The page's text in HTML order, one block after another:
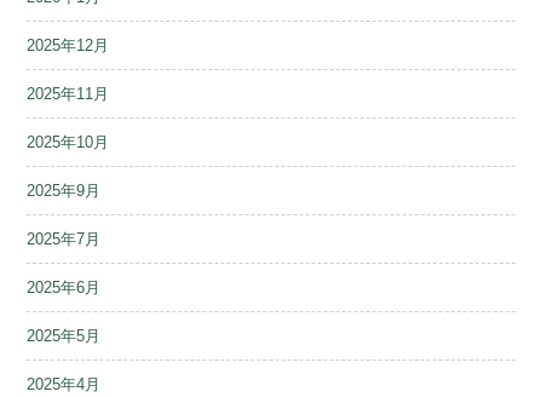
2025年12月
2025年11月
2025年10月
2025年9月
2025年7月
2025年6月
2025年5月
2025年4月